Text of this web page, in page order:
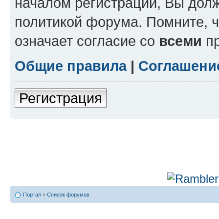
политикой форума. Помните,
означает согласие со всеми
Общие правила|
Регистрация
Портал » Список форумов